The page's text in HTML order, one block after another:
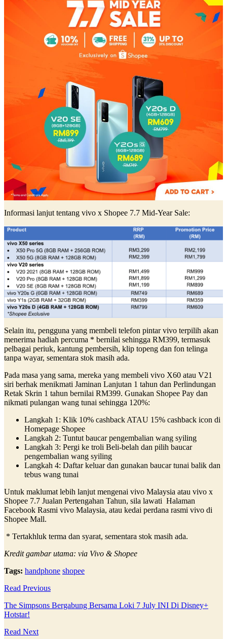
Informasi lanjut tentang vivo x Shopee 7.7 Mid-Year Sale:
Selain itu, pengguna yang membeli telefon pintar vivo terpilih akan
menerima hadiah percuma * bernilai sehingga RM399, termasuk
pelbagai periuk, kantung pembersih, klip topeng dan fon telinga
tanpa wayar, sementara stok masih ada.
Pada masa yang sama, mereka yang membeli vivo X60 atau V21
siri berhak menikmati Jaminan Lanjutan 1 tahun dan Perlindungan
Retak Skrin 1 tahun bernilai RM399. Gunakan Shopee Pay dan
nikmati pulangan wang tunai sehingga 120%:
Langkah 1: Klik 10% cashback ATAU 15% cashback icon di
Homepage Shopee
Langkah 2: Tuntut baucar pengembalian wang syiling
Langkah 3: Pergi ke troli Beli-belah dan pilih baucar
pengembalian wang syiling
Langkah 4: Daftar keluar dan gunakan baucar tunai balik dan
tebus wang tunai
Untuk maklumat lebih lanjut mengenai vivo Malaysia atau vivo x
Shopee 7.7 Jualan Pertengahan Tahun, sila lawati Halaman
Facebook Rasmi vivo Malaysia, atau kedai perdana rasmi vivo di
Shopee Mall.
* Tertakhluk terma dan syarat, sementara stok masih ada.
Kredit gambar utama: via Vivo & Shopee
Tags: handphone shopee
Read Previous
The Simpsons Bergabung Bersama Loki 7 July INI Di Disney+
Hotstar!
Read Next